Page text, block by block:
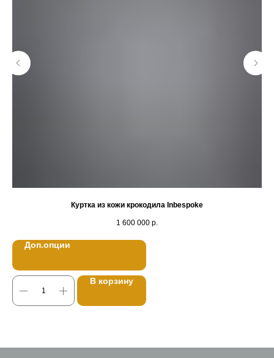
Куртка из кожи крокодила Inbespoke
1 600 000 р.
Доп.опции
В корзину